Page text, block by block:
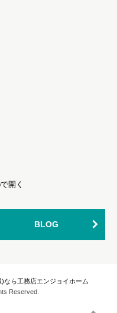
開く
BLOG
なら工務店エンジョイホーム
Reserved.